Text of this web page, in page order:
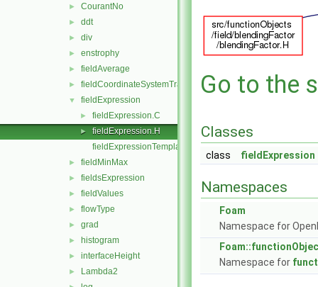
► CourantNo
► ddt
► div
► enstrophy
► fieldAverage
► fieldCoordinateSystemTransform
▼ fieldExpression
► fieldExpression.C
►
fieldExpression.H
fieldExpressionTemplates.C
► fieldMinMax
► fieldsExpression
► fieldValues
► flowType
► grad
► histogram
► interfaceHeight
► Lambda2
Go to the
Classes
class fieldExpression
Namespaces
Foam
Namespace for
Namespace for